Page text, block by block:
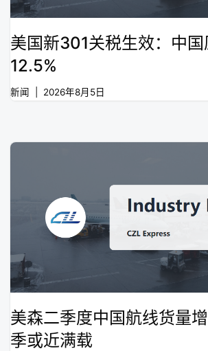
美国新301关税生效：中
12.5%
新闻 2026年8月5日
美森二季度中国航线货量
季或近满载